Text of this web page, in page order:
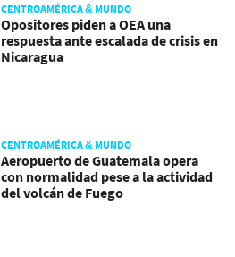
CENTROAMÉRICA & MUNDO
Opositores piden a OEA una
respuesta ante escalada de crisis en
Nicaragua
CENTROAMÉRICA & MUNDO
Aeropuerto de Guatemala opera
con normalidad pese a la actividad
del volcán de Fuego